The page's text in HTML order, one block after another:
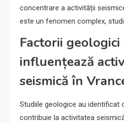
concentrare a activității
este un fenomen complex,
Factorii geologici
influențează
seismică în
Studiile geologice au identificat
contribuie la activitatea